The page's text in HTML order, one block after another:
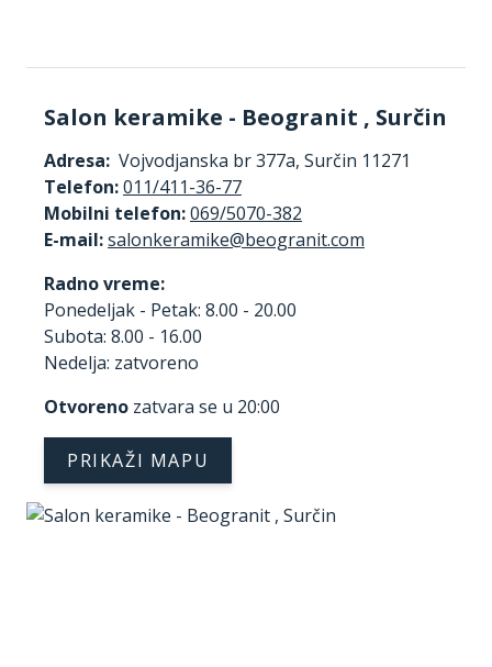
Salon keramike - Beogranit , Surčin
Adresa: Vojvodjanska br 377a, Surčin 11271
Telefon:011/411-36-77
Mobilni telefon:069/5070-382
E-mail:
Radno vreme:
Ponedeljak - Petak: 8.00 - 20.00
Subota: 8.00 - 16.00
Nedelja: zatvoreno
Otvoreno zatvara se u 20:00
PRIKAŽI MAPU